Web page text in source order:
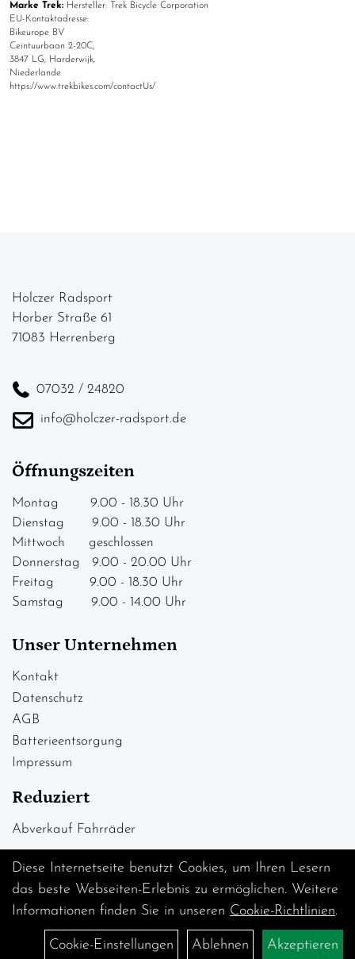
Marke Trek: Hersteller: Trek Bicycle Corporation
EU-Kontaktadresse:
Bikeurope BV
Ceintuurbaan 2-20C,
3847 LG, Harderwijk,
Niederlande
https://www.trekbikes.com/contactUs/
Holczer Radsport
Horber Straße 61
71083 Herrenberg
07032 / 24820
info@holczer-radsport.de
Öffnungszeiten
Montag 9.00 - 18.30 Uhr
Dienstag 9.00 - 18.30 Uhr
Mittwoch geschlossen
Donnerstag 9.00 - 20.00 Uhr
Freitag 9.00 - 18.30 Uhr
Samstag 9.00 - 14.00 Uhr
Unser Unternehmen
Kontakt
Datenschutz
AGB
Batterieentsorgung
Impressum
Reduziert
Abverkauf Fahrräder
Diese Internetseite benutzt Cookies, um Ihren Lesern
das beste Webseiten-Erlebnis zu ermöglichen. Weitere
Informationen finden Sie in unseren Cookie-Richtlinien.
Cookie-Einstellungen Ablehnen Akzeptieren